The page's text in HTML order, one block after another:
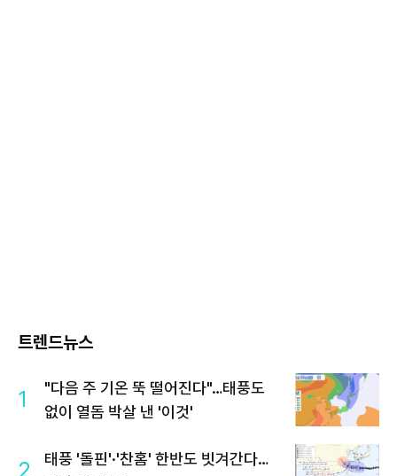
트렌드뉴스
1
"다음 주 기온 뚝 떨어진다"…태풍도
없이 열돔 박살 낸 '이것'
2
태풍 '돌핀'·'찬홈' 한반도 빗겨간다…